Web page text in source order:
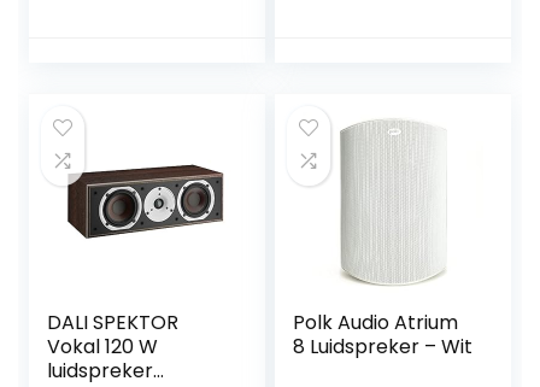
DALI SPEKTOR
Vokal 120 W
luidspreker
Polk Audio Atrium
8 Luidspreker – Wit